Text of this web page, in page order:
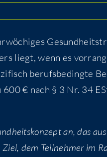
liegt, wenn es
berufs­be­ding­te
€ nach § 3 Nr. 34
an, das
dem Teil­neh­mer im